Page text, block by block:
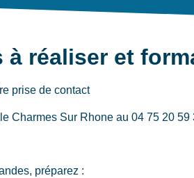
à réaliser et
prise de contact
Charmes Sur Rhone au 04 75 20
préparez :